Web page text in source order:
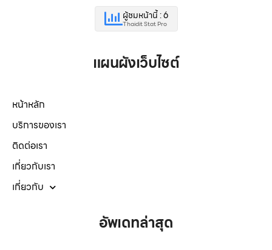
ผู้ชมหน้านี้ : 6
Thaidit Stat Pro
แผนผังเว็บไซต์
หน้าหลัก
บริการของเรา
ติดต่อเรา
เกี่ยวกับเรา
เกี่ยวกับ
อัพเดทล่าสุด